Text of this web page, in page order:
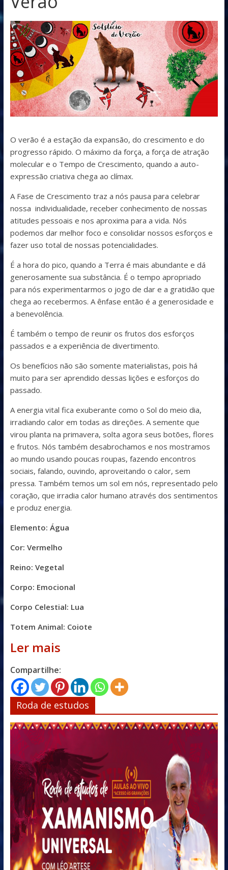
O verão é a estação da expansão, do crescimento e do
progresso rápido. O máximo da força, a força de atração
molecular e o Tempo de Crescimento, quando a auto-
expressão criativa chega ao clímax.
A Fase de Crescimento traz a nós pausa para celebrar
nossa individualidade, receber conhecimento de nossas
atitudes pessoais e nos aproxima para a vida. Nós
podemos dar melhor foco e consolidar nossos esforços e
fazer uso total de nossas potencialidades.
É a hora do pico, quando a Terra é mais abundante e dá
generosamente sua substância. É o tempo apropriado
para nós experimentarmos o jogo de dar e a gratidão que
chega ao recebermos. A ênfase então é a generosidade e
a benevolência.
É também o tempo de reunir os frutos dos esforços
passados e a experiência de divertimento.
Os benefícios não são somente materialistas, pois há
muito para ser aprendido dessas lições e esforços do
passado.
A energia vital fica exuberante como o Sol do meio dia,
irradiando calor em todas as direções. A semente que
virou planta na primavera, solta agora seus botões, flores
e frutos. Nós também desabrochamos e nos mostramos
ao mundo usando poucas roupas, fazendo encontros
sociais, falando, ouvindo, aproveitando o calor, sem
pressa. Também temos um sol em nós, representado pelo
coração, que irradia calor humano através dos sentimentos
e produz energia.
Elemento: Água
Cor: Vermelho
Reino: Vegetal
Corpo: Emocional
Corpo Celestial: Lua
Totem Animal: Coiote
Ler mais
Compartilhe:
Roda de estudos